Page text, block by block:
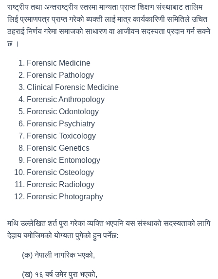
राष्ट्रीय तथा अन्तराष्ट्रीय स्तरमा मान्यता प्राप्त शिक्षण संस्थाबाट तालिम
लिई प्रमाणपत्र प्राप्त गरेको ब्यक्ती लाई मात्र कार्यकारिणी समितिले उचित
ठहराई निर्णय गरेमा समाजको साधारण वा आजीवन सदस्यता प्रदान गर्न सक्ने
छ ।
Forensic Medicine
Forensic Pathology
Clinical Forensic Medicine
Forensic Anthropology
Forensic Odontology
Forensic Psychiatry
Forensic Toxicology
Forensic Genetics
Forensic Entomology
Forensic Osteology
Forensic Radiology
Forensic Photography
मथि उल्लेखित शर्त पुरा गरेका व्यक्ति भएपनि यस संस्थाको सदस्यताको लागि
देहाय बमोजिमको योग्यता पुगेको हुन पर्नेछ:
(क) नेपाली नागरिक भएको,
(ख) १६ बर्ष उमेर पुरा भएको,